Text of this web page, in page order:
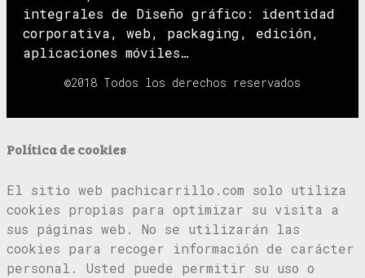
integrales de Diseño gráfico: identidad
corporativa, web, packaging, edición,
aplicaciones móviles…
©2018 Todos los derechos reservados
Política de cookies
El sitio web pachicarrillo.com solo utiliza
cookies propias para optimizar su visita a
sus páginas web. No se utilizarán las
cookies para recoger información de carácter
personal. Usted puede permitir su uso o